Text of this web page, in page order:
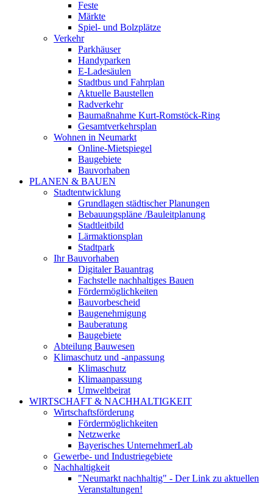
Feste
Märkte
Spiel- und Bolzplätze
Verkehr
Parkhäuser
Handyparken
E-Ladesäulen
Stadtbus und Fahrplan
Aktuelle Baustellen
Radverkehr
Baumaßnahme Kurt-Romstöck-Ring
Gesamtverkehrsplan
Wohnen in Neumarkt
Online-Mietspiegel
Baugebiete
Bauvorhaben
PLANEN & BAUEN
Stadtentwicklung
Grundlagen städtischer Planungen
Bebauungspläne /Bauleitplanung
Stadtleitbild
Lärmaktionsplan
Stadtpark
Ihr Bauvorhaben
Digitaler Bauantrag
Fachstelle nachhaltiges Bauen
Fördermöglichkeiten
Bauvorbescheid
Baugenehmigung
Bauberatung
Baugebiete
Abteilung Bauwesen
Klimaschutz und -anpassung
Klimaschutz
Klimaanpassung
Umweltbeirat
WIRTSCHAFT & NACHHALTIGKEIT
Wirtschaftsförderung
Fördermöglichkeiten
Netzwerke
Bayerisches UnternehmerLab
Gewerbe- und Industriegebiete
Nachhaltigkeit
"Neumarkt nachhaltig" - Der Link zu aktuellen
Veranstaltungen!